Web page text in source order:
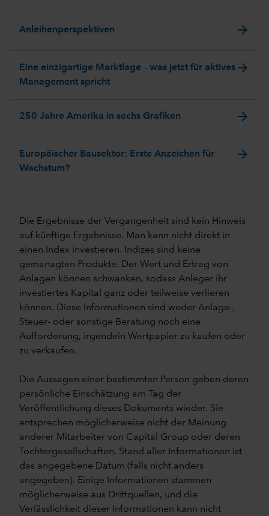
Anleihenperspektiven arrow_forward
Eine einzigartige Marktlage – was jetzt für aktives
Management spricht
arrow_forward
250 Jahre Amerika in sechs Grafiken arrow_forward
Europäischer Bausektor: Erste Anzeichen für
Wachstum?
arrow_forward
Die Ergebnisse der Vergangenheit sind kein Hinweis
auf künftige Ergebnisse. Man kann nicht direkt in
einen Index investieren. Indizes sind keine
gemanagten Produkte. Der Wert und Ertrag von
Anlagen können schwanken, sodass Anleger ihr
investiertes Kapital ganz oder teilweise verlieren
können. Diese Informationen sind weder Anlage-,
Steuer- oder sonstige Beratung noch eine
Aufforderung, irgendein Wertpapier zu kaufen oder
zu verkaufen.
Die Aussagen einer bestimmten Person geben deren
persönliche Einschätzung am Tag der
Veröffentlichung dieses Dokuments wieder. Sie
entsprechen möglicherweise nicht der Meinung
anderer Mitarbeiter von Capital Group oder deren
Tochtergesellschaften. Stand aller Informationen ist
das angegebene Datum (falls nicht anders
angegeben). Einige Informationen stammen
möglicherweise aus Drittquellen, und die
Verlässlichkeit dieser Informationen kann nicht